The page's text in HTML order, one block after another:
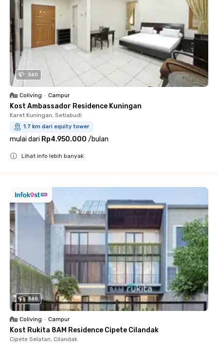
360
Coliving • Campur
Kost Ambassador Residence Kuningan
Karet Kuningan, Setiabudi
1.7 km dari equity tower
mulai dari Rp4.950.000 /bulan
Lihat info lebih banyak
360
Coliving • Campur
Kost Rukita 8AM Residence Cipete Cilandak
Cipete Selatan, Cilandak